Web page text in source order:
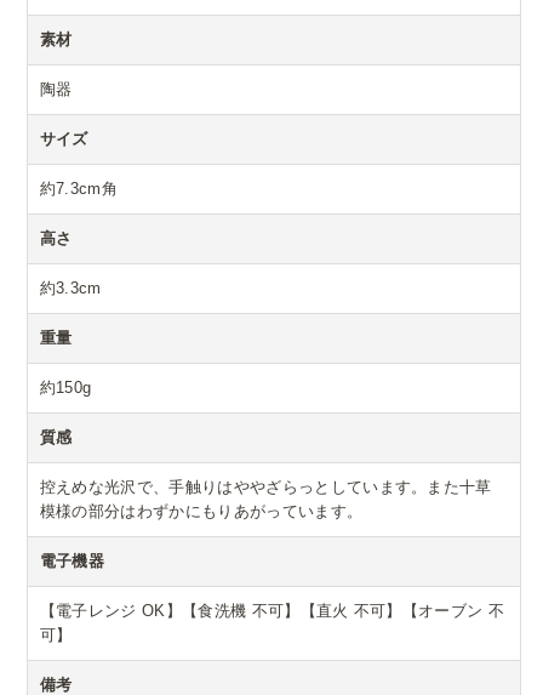
素材
陶器
サイズ
約7.3cm角
高さ
約3.3cm
重量
約150g
質感
控えめな光沢で、手触りはややざらっとしています。また十草
模様の部分はわずかにもりあがっています。
電子機器
【電子レンジ OK】【食洗機 不可】【直火 不可】【オーブン 不
可】
備考